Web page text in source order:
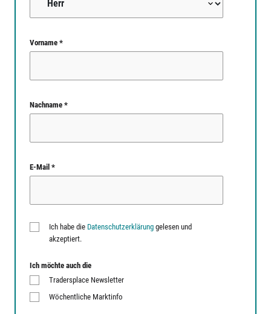
Vorname *
Nachname *
E-Mail *
Ich habe die Datenschutzerklärung gelesen und
akzeptiert.
Ich möchte auch die
Tradersplace Newsletter
Wöchentliche Marktinfo